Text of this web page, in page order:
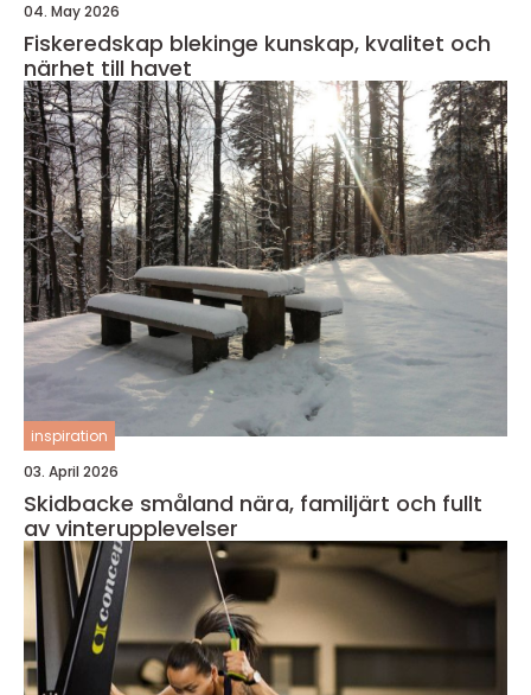
04. May 2026
Fiskeredskap blekinge kunskap, kvalitet och
närhet till havet
inspiration
03. April 2026
Skidbacke småland nära, familjärt och fullt
av vinterupplevelser